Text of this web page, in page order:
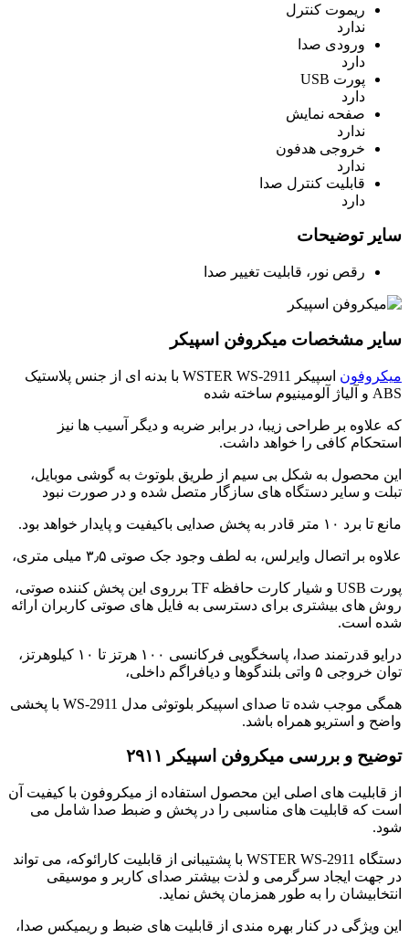
ریموت کنترل
ندارد
ورودی صدا
دارد
پورت USB
دارد
صفحه نمایش
ندارد
خروجی هدفون
ندارد
قابلیت کنترل صدا
دارد
سایر توضیحات
رقص نور، قابلیت تغییر صدا
سایر مشخصات میکروفن اسپیکر
میکروفون
اسپیکر WSTER WS-2911 با بدنه ای از جنس پلاستیک
ABS و آلیاژ آلومینیوم ساخته شده
که علاوه بر طراحی زیبا، در برابر ضربه و دیگر آسیب ها نیز
استحکام کافی را خواهد داشت.
این محصول به شکل بی‌ سیم از طریق بلوتوث به گوشی موبایل،
تبلت و سایر دستگاه های سازگار متصل شده و در صورت نبود
مانع تا برد ۱۰ متر قادر به پخش صدایی باکیفیت و پایدار خواهد بود.
علاوه بر اتصال وایرلس، به لطف وجود جک صوتی ۳٫۵ میلی متری،
پورت USB و شیار کارت حافظه TF برروی این پخش کننده صوتی،
روش های بیشتری برای دسترسی به فایل های صوتی کاربران ارائه
شده است.
درایو قدرتمند صدا، پاسخگویی فرکانسی ۱۰۰ هرتز تا ۱۰ کیلوهرتز،
توان خروجی ۵ واتی بلندگوها و دیافراگم داخلی،
همگی موجب شده تا صدای اسپیکر بلوتوثی مدل WS-2911 با پخشی
واضح و استریو همراه باشد.
توضیح و بررسی میکروفن اسپیکر ۲۹۱۱
از قابلیت های اصلی این محصول استفاده از میکروفون با کیفیت آن
است که قابلیت های مناسبی را در پخش و ضبط صدا شامل می
شود.
دستگاه WSTER WS-2911 با پشتیبانی از قابلیت کارائوکه، می تواند
در جهت ایجاد سرگرمی و لذت بیشتر صدای کاربر و موسیقی
انتخابیشان را به طور همزمان پخش نماید.
این ویژگی در کنار بهره مندی از قابلیت های ضبط و ریمیکس صدا،